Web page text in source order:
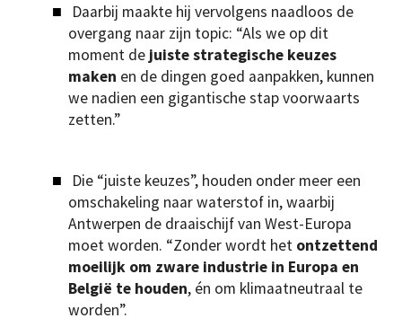
Daarbij maakte hij vervolgens naadloos de
overgang naar zijn topic: “Als we op dit
moment de juiste strategische keuzes
maken en de dingen goed aanpakken, kunnen
we nadien een gigantische stap voorwaarts
zetten.”
Die “juiste keuzes”, houden onder meer een
omschakeling naar waterstof in, waarbij
Antwerpen de draaischijf van West-Europa
moet worden. “Zonder wordt het ontzettend
moeilijk om zware industrie in Europa en
België te houden, én om klimaatneutraal te
worden”.